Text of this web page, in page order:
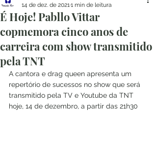
É Hoje! Pabllo Vittar
copmemora cinco anos de
carreira com show transmitido
pela TNT
14 de dez. de 20211 min de leitura
A cantora e drag queen apresenta um
repertório de sucessos no show que será
transmitido pela TV e Youtube da TNT
hoje, 14 de dezembro, a partir das 21h30